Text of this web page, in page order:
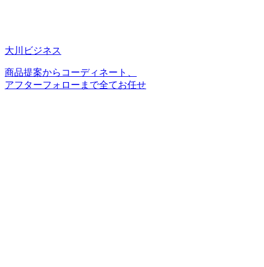
大川ビジネス
商品提案からコーディネート、
アフターフォローまで全てお任せ